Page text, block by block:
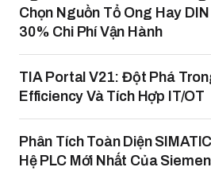
Chọn Nguồn Tổ Ong Hay
30% Chi Phí Vận Hành
TIA Portal V21: Đột Phá
Efficiency Và Tích Hợp IT/OT
Phân Tích Toàn Diện
Hệ PLC Mới Nhất Của